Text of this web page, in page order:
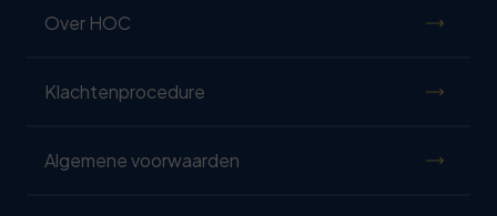
Over HOC
Klachtenprocedure
Algemene voorwaarden